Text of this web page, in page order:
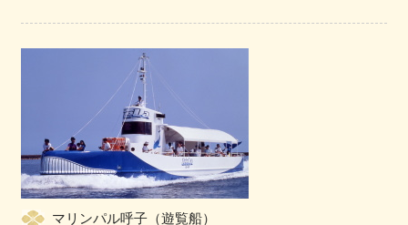
マリンパル呼子（遊覧船）